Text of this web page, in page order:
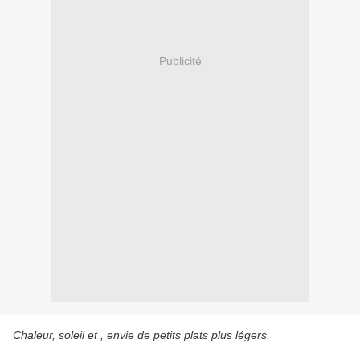
Publicité
Chaleur, soleil et , envie de petits plats plus légers.